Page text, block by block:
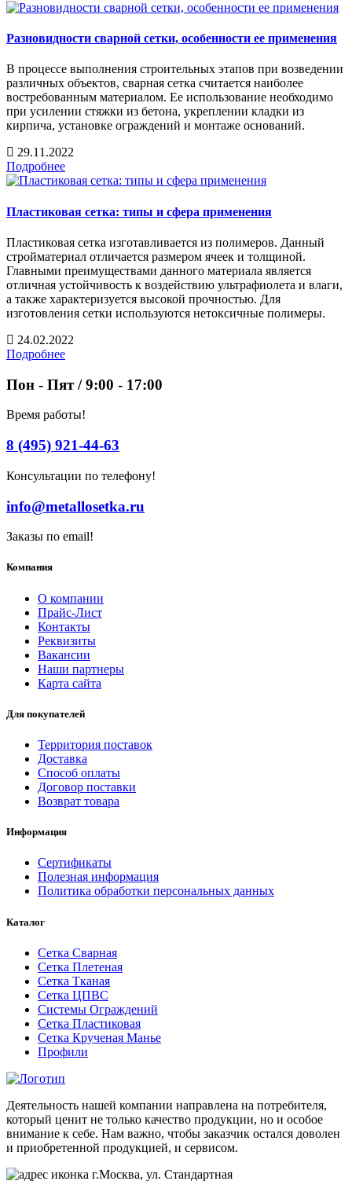
Разновидности сварной сетки, особенности ее применения
В процессе выполнения строительных этапов при возведении
различных объектов, сварная сетка считается наиболее
востребованным материалом. Ее использование необходимо
при усилении стяжки из бетона, укреплении кладки из
кирпича, установке ограждений и монтаже оснований.
29.11.2022
Подробнее
Пластиковая сетка: типы и сфера применения
Пластиковая сетка изготавливается из полимеров. Данный
стройматериал отличается размером ячеек и толщиной.
Главными преимуществами данного материала является
отличная устойчивость к воздействию ультрафиолета и влаги,
а также характеризуется высокой прочностью. Для
изготовления сетки используются нетоксичные полимеры.
24.02.2022
Подробнее
Пон - Пят / 9:00 - 17:00
Время работы!
8 (495) 921-44-63
Консультации по телефону!
info@metallosetka.ru
Заказы по email!
Компания
О компании
Прайс-Лист
Контакты
Реквизиты
Вакансии
Наши партнеры
Карта сайта
Для покупателей
Территория поставок
Доставка
Способ оплаты
Договор поставки
Возврат товара
Информация
Сертификаты
Полезная информация
Политика обработки персональных данных
Каталог
Сетка Сварная
Сетка Плетеная
Сетка Тканая
Сетка ЦПВС
Системы Ограждений
Сетка Пластиковая
Сетка Крученая Манье
Профили
Деятельность нашей компании направлена на потребителя,
который ценит не только качество продукции, но и особое
внимание к себе. Нам важно, чтобы заказчик остался доволен
и приобретенной продукцией, и сервисом.
г.Москва, ул. Стандартная